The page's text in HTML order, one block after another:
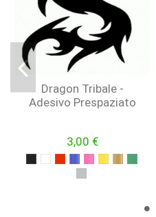
Dragon Tribale -
Adesivo Prespaziato
3,00 €
NEROBIANCO
ROSSO
BLUFUCSIA
GIALLO
OROVERDE
ARGENTO